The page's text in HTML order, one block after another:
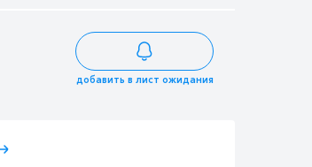
158 112
добавить в лист ожидания